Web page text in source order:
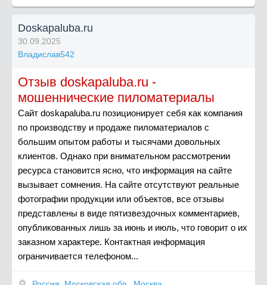
Doskapaluba.ru
30.09.2025
Владислав542
Отзыв doskapaluba.ru -
мошеннические пиломатериалы
Сайт doskapaluba.ru позиционирует себя как компания
по производству и продаже пиломатериалов с
большим опытом работы и тысячами довольных
клиентов. Однако при внимательном рассмотрении
ресурса становится ясно, что информация на сайте
вызывает сомнения. На сайте отсутствуют реальные
фотографии продукции или объектов, все отзывы
представлены в виде пятизвездочных комментариев,
опубликованных лишь за июнь и июль, что говорит о их
заказном характере. Контактная информация
ограничивается телефоном...